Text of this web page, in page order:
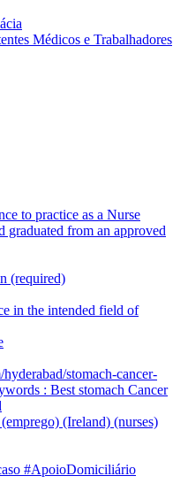
Médicos e Trabalhadores
to practice as a Nurse
graduated from an approved
(required)
in the intended field of
stomach-cancer-
: Best stomach Cancer
(Ireland) (nurses)
#ApoioDomiciliário